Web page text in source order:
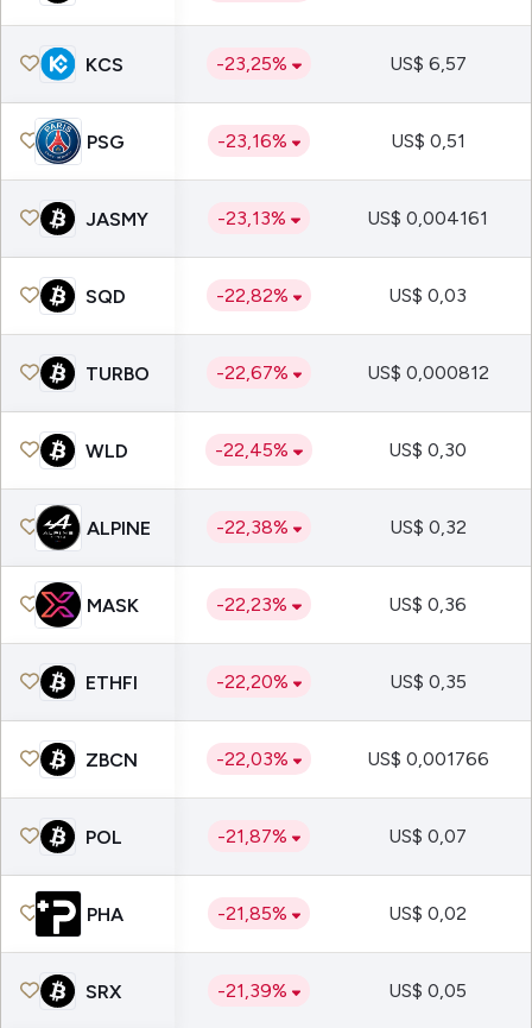
KCS -23,25% US$ 6,57
PSG -23,16% US$ 0,51
JASMY -23,13% US$ 0,004161
SQD -22,82% US$ 0,03
TURBO -22,67% US$ 0,000812
WLD -22,45% US$ 0,30
ALPINE -22,38% US$ 0,32
MASK -22,23% US$ 0,36
ETHFI -22,20% US$ 0,35
ZBCN -22,03% US$ 0,001766
POL -21,87% US$ 0,07
PHA -21,85% US$ 0,02
SRX -21,39% US$ 0,05